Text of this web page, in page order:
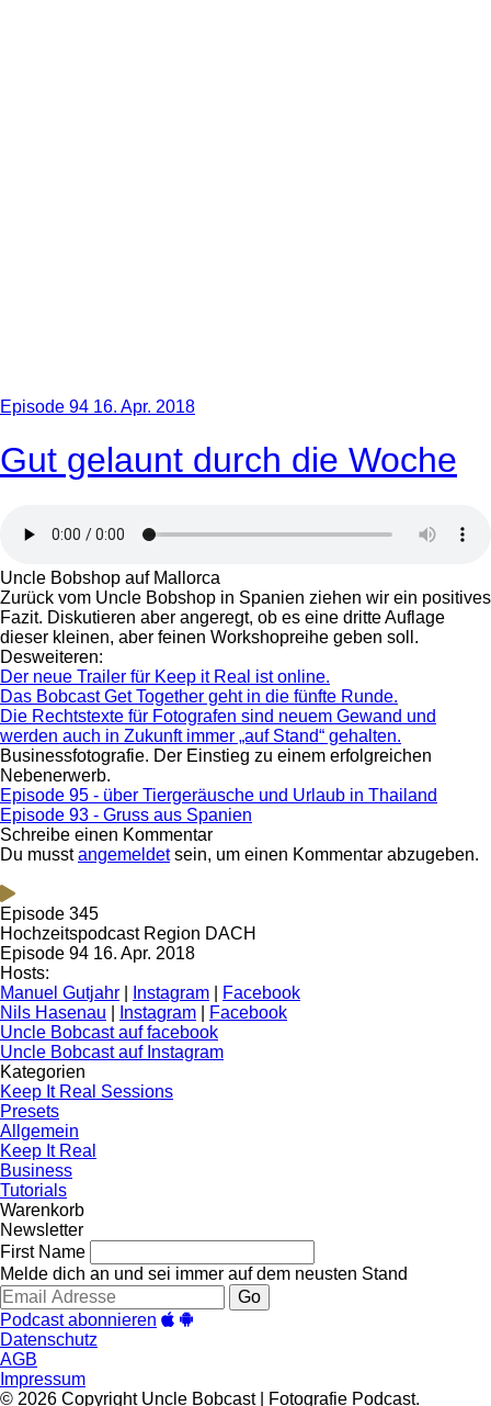
Episode 94 16. Apr. 2018
Gut gelaunt durch die Woche
Uncle Bobshop auf Mallorca
Zurück vom Uncle Bobshop in Spanien ziehen wir ein positives
Fazit. Diskutieren aber angeregt, ob es eine dritte Auflage
dieser kleinen, aber feinen Workshopreihe geben soll.
Desweiteren:
Der neue Trailer für Keep it Real ist online.
Das Bobcast Get Together geht in die fünfte Runde.
Die Rechtstexte für Fotografen sind neuem Gewand und
werden auch in Zukunft immer „auf Stand“ gehalten.
Businessfotografie. Der Einstieg zu einem erfolgreichen
Nebenerwerb.
Episode 95 - über Tiergeräusche und Urlaub in Thailand
Episode 93 - Gruss aus Spanien
Schreibe einen Kommentar
Du musstangemeldetsein, um einen Kommentar abzugeben.
Episode 345
Hochzeitspodcast Region DACH
Episode 94 16. Apr. 2018
Hosts:
Manuel Gutjahr
Instagram
Facebook
Nils Hasenau
Instagram
Facebook
Uncle Bobcast auf facebook
Uncle Bobcast auf Instagram
Kategorien
Keep It Real Sessions
Presets
Allgemein
Keep It Real
Business
Tutorials
Warenkorb
Newsletter
First Name
Melde dich an und sei immer auf dem neusten Stand
Go
Podcast abonnieren
Datenschutz
AGB
Impressum
© 2026 Copyright Uncle Bobcast | Fotografie Podcast.